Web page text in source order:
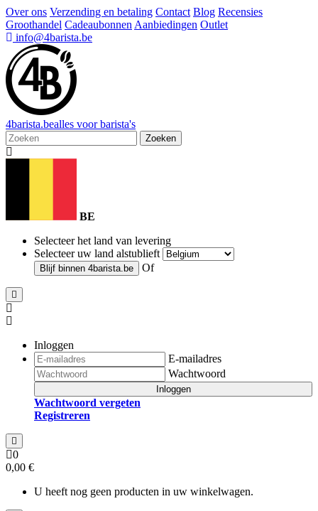
Over ons Verzending en betaling Contact Blog Recensies
Groothandel Cadeaubonnen Aanbiedingen Outlet
info@4barista.be
4barista.bealles voor barista's
Zoeken
BE
Selecteer het land van levering
Selecteer uw land alstublieft
Blijf binnen 4barista.be Of
Inloggen
E-mailadres
Wachtwoord
Inloggen
Wachtwoord vergeten
Registreren
0
0,00 €
U heeft nog geen producten in uw winkelwagen.